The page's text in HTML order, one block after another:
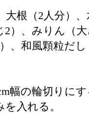
根（2人分）、
2）、みりん（
）、和風顆粒だ
幅の輪切りに
入れる。